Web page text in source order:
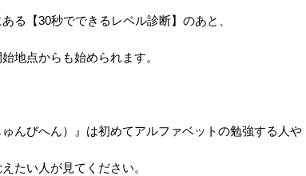
る【30秒でできるレベル診断】のあと、
地点からも始められます。
ゅんびへん）』は初めてアルファベットの勉強する人や
たい人が見てください。